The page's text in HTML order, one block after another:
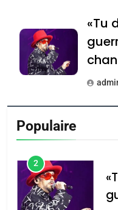
«Tu
Tout
נשיא המדינה יצחק
הרצוג נפגש עם
נשיא ארגנטינה
Populaire
2